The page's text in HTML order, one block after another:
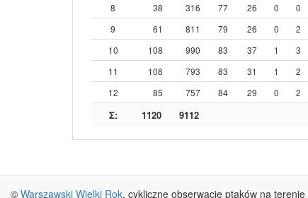
8
38 316 77 26 0 0
9
61 811 79 26 0 2
10
108 990 83 37 1 3
11
108 793 83 31 1 2
12
85 757 84 29 0 2
Σ: 1120 9112
© Warszawski Wielki Rok, cykliczne obserwacje ptaków na